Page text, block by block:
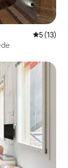
5 de uma
5 (13)